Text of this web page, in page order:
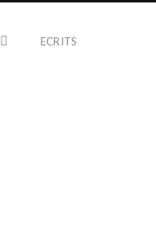
ECRITS